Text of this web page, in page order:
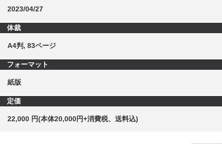
2023/04/27
体裁
A4判, 83ページ
フォーマット
紙版
定価
22,000 円(本体20,000円+消費税、送料込)